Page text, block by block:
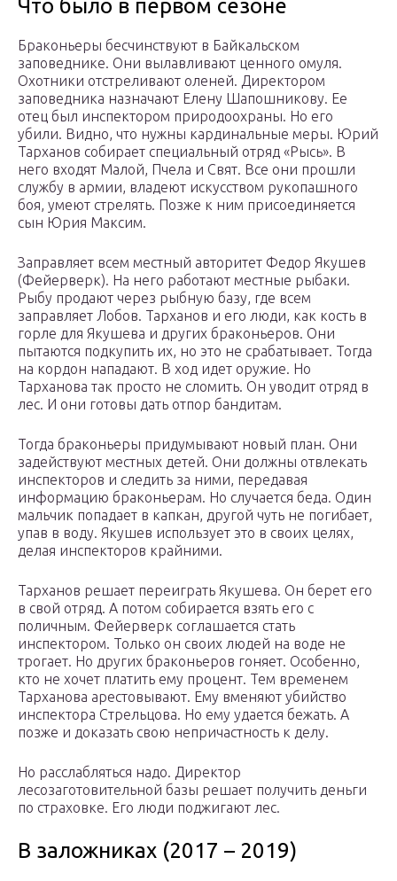
Что было в первом сезоне
Браконьеры бесчинствуют в Байкальском
заповеднике. Они вылавливают ценного омуля.
Охотники отстреливают оленей. Директором
заповедника назначают Елену Шапошникову. Ее
отец был инспектором природоохраны. Но его
убили. Видно, что нужны кардинальные меры. Юрий
Тарханов собирает специальный отряд «Рысь». В
него входят Малой, Пчела и Свят. Все они прошли
службу в армии, владеют искусством рукопашного
боя, умеют стрелять. Позже к ним присоединяется
сын Юрия Максим.
Заправляет всем местный авторитет Федор Якушев
(Фейерверк). На него работают местные рыбаки.
Рыбу продают через рыбную базу, где всем
заправляет Лобов. Тарханов и его люди, как кость в
горле для Якушева и других браконьеров. Они
пытаются подкупить их, но это не срабатывает. Тогда
на кордон нападают. В ход идет оружие. Но
Тарханова так просто не сломить. Он уводит отряд в
лес. И они готовы дать отпор бандитам.
Тогда браконьеры придумывают новый план. Они
задействуют местных детей. Они должны отвлекать
инспекторов и следить за ними, передавая
информацию браконьерам. Но случается беда. Один
мальчик попадает в капкан, другой чуть не погибает,
упав в воду. Якушев использует это в своих целях,
делая инспекторов крайними.
Тарханов решает переиграть Якушева. Он берет его
в свой отряд. А потом собирается взять его с
поличным. Фейерверк соглашается стать
инспектором. Только он своих людей на воде не
трогает. Но других браконьеров гоняет. Особенно,
кто не хочет платить ему процент. Тем временем
Тарханова арестовывают. Ему вменяют убийство
инспектора Стрельцова. Но ему удается бежать. А
позже и доказать свою непричастность к делу.
Но расслабляться надо. Директор
лесозаготовительной базы решает получить деньги
по страховке. Его люди поджигают лес.
В заложниках (2017 – 2019)